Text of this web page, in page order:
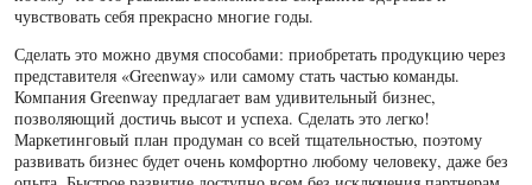
чувствовать себя прекрасно многие годы.
Сделать это можно двумя способами: приобретать продукцию через
представителя «Greenway» или самому стать частью команды.
Компания Greenway предлагает вам удивительный бизнес,
позволяющий достичь высот и успеха. Сделать это легко!
Маркетинговый план продуман со всей тщательностью, поэтому
развивать бизнес будет очень комфортно любому человеку, даже без